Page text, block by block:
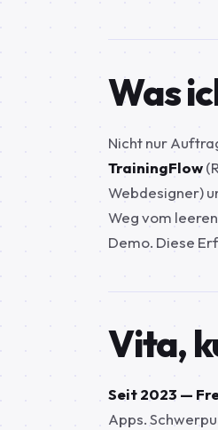
Was
Nicht nur
TrainingFlow
Webdesigner)
Weg vom
Demo. Diese
Vita,
Seit 2023 —
Apps.